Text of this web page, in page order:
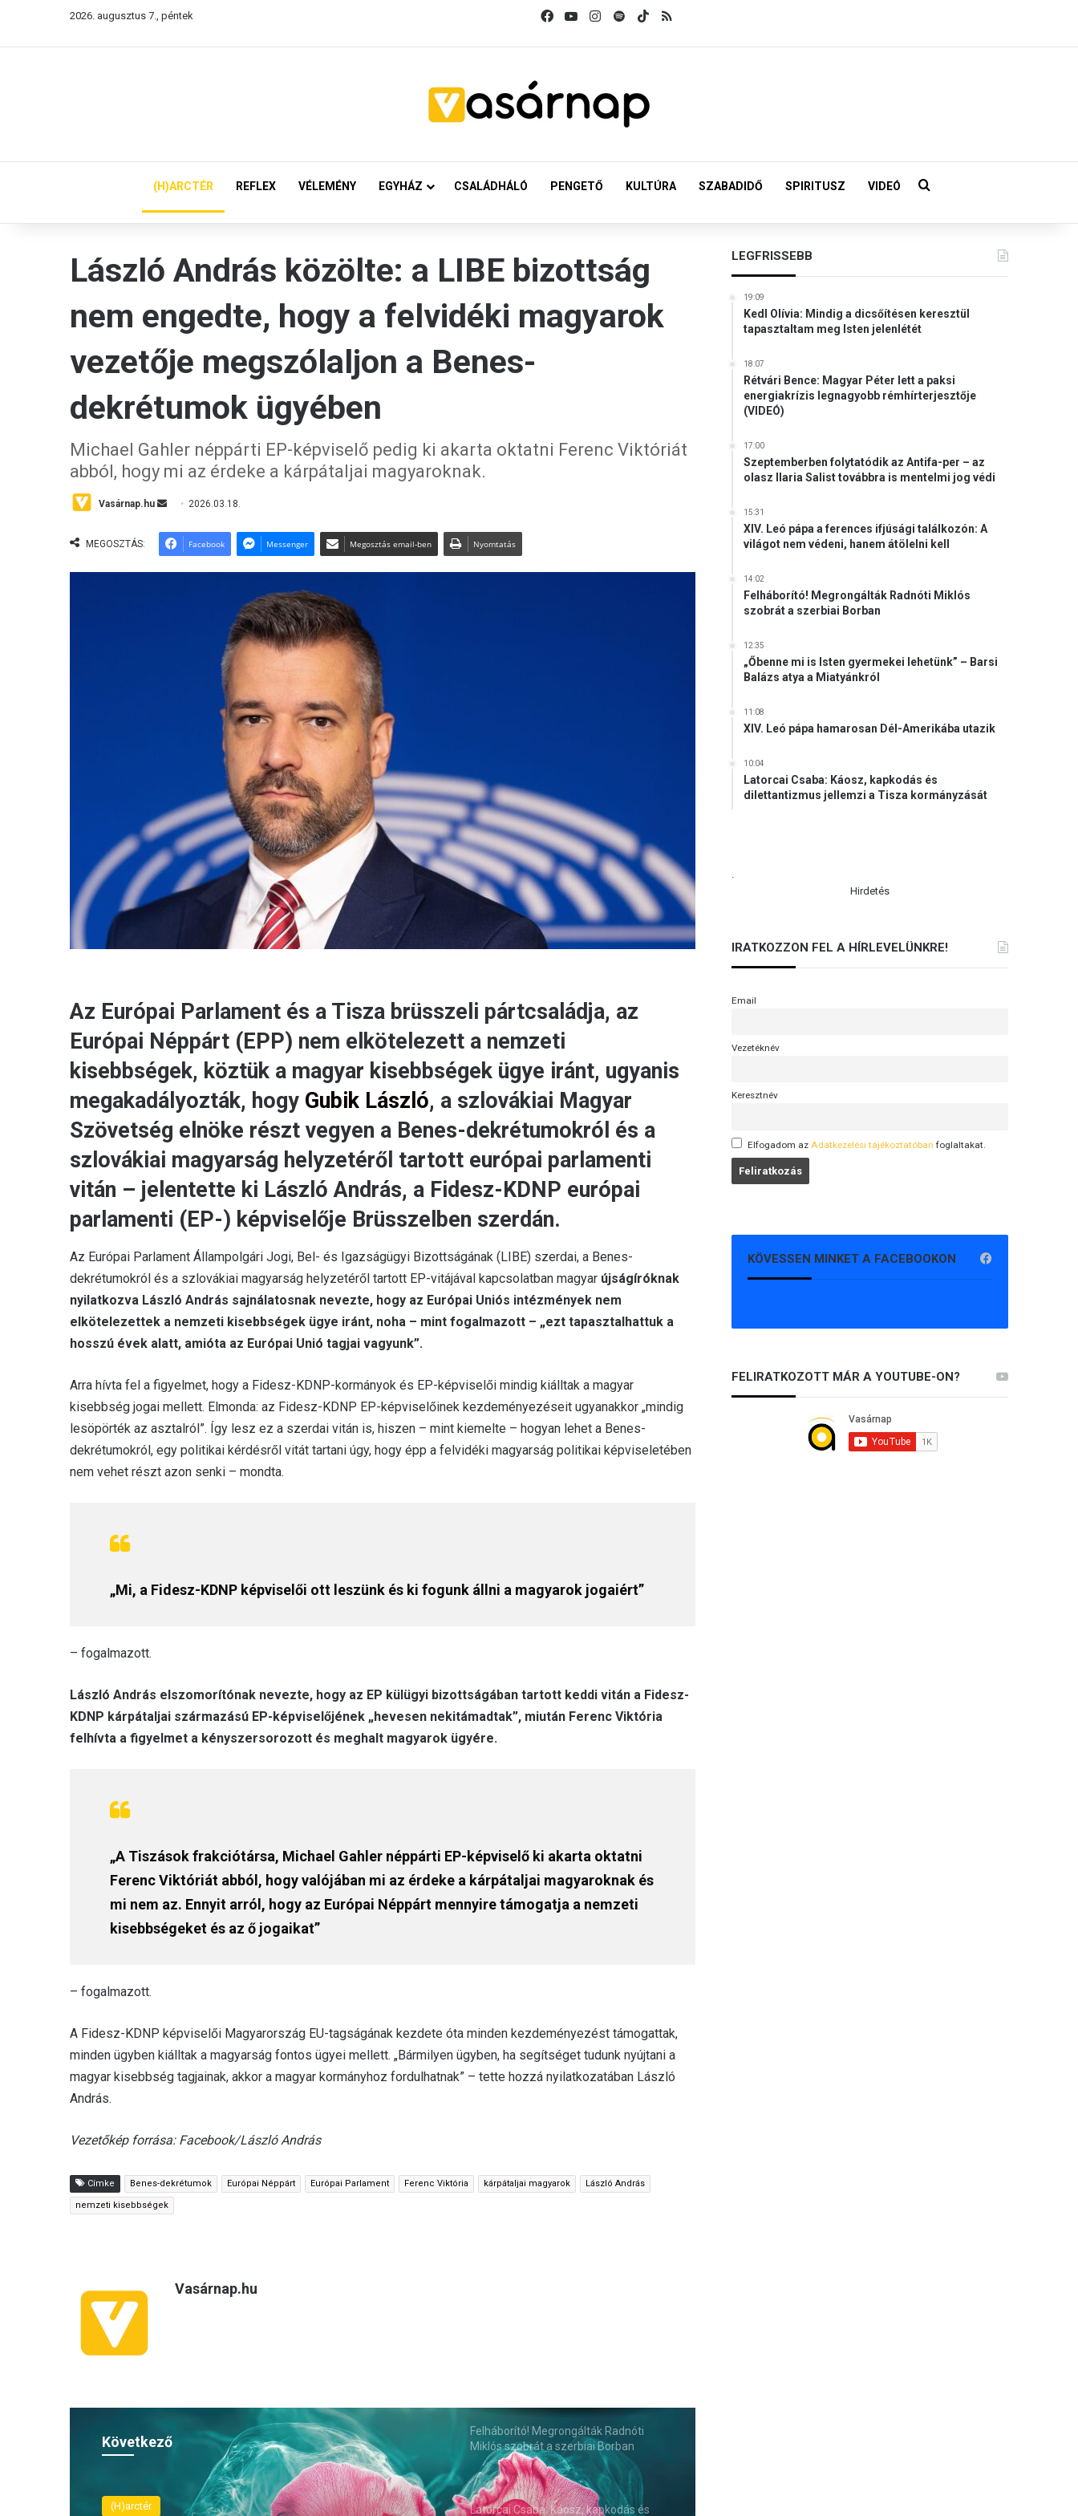
2026. augusztus 7., péntek FacebookYouTubeInstagram
SpotifyTikTok
(H)ARCTÉR REFLEX VÉLEMÉNY EGYHÁZ CSALÁDHÁLÓ PENGETŐ KULTÚRA SZABADIDŐ SPIRITUSZ VIDEÓ Keresés:
László András közölte: a LIBE bizottság
nem engedte, hogy a felvidéki magyarok
vezetője megszólaljon a Benes-
dekrétumok ügyében
Michael Gahler néppárti EP-képviselő pedig ki akarta oktatni Ferenc Viktóriát
abból, hogy mi az érdeke a kárpátaljai magyaroknak.
Vasárnap.hu
n
2026.03.18.
MEGOSZTÁS: Facebook Messenger Megosztás email-ben Nyomtatás
Az Európai Parlament és a Tisza brüsszeli pártcsaládja, az
Európai Néppárt (EPP) nem elkötelezett a nemzeti
kisebbségek, köztük a magyar kisebbségek ügye iránt, ugyanis
megakadályozták, hogy Gubik László, a szlovákiai Magyar
Szövetség elnöke részt vegyen a Benes-dekrétumokról és a
szlovákiai magyarság helyzetéről tartott európai parlamenti
vitán – jelentette ki László András, a Fidesz-KDNP európai
parlamenti (EP-) képviselője Brüsszelben szerdán.
Az Európai Parlament Állampolgári Jogi, Bel- és Igazságügyi Bizottságának (LIBE) szerdai, a Benes-
dekrétumokról és a szlovákiai magyarság helyzetéről tartott EP-vitájával kapcsolatban magyar újságíróknak
nyilatkozva László András sajnálatosnak nevezte, hogy az Európai Uniós intézmények nem
elkötelezettek a nemzeti kisebbségek ügye iránt, noha – mint fogalmazott – „ezt tapasztalhattuk a
hosszú évek alatt, amióta az Európai Unió tagjai vagyunk”.
Arra hívta fel a figyelmet, hogy a Fidesz-KDNP-kormányok és EP-képviselői mindig kiálltak a magyar
kisebbség jogai mellett. Elmonda: az Fidesz-KDNP EP-képviselőinek kezdeményezéseit ugyanakkor „mindig
lesöpörték az asztalról”. Így lesz ez a szerdai vitán is, hiszen – mint kiemelte – hogyan lehet a Benes-
dekrétumokról, egy politikai kérdésről vitát tartani úgy, hogy épp a felvidéki magyarság politikai képviseletében
nem vehet részt azon senki – mondta.
„Mi, a Fidesz-KDNP képviselői ott leszünk és ki fogunk állni a magyarok jogaiért”
– fogalmazott.
László András elszomorítónak nevezte, hogy az EP külügyi bizottságában tartott keddi vitán a Fidesz-
KDNP kárpátaljai származású EP-képviselőjének „hevesen nekitámadtak”, miután Ferenc Viktória
felhívta a figyelmet a kényszersorozott és meghalt magyarok ügyére.
„A Tiszások frakciótársa, Michael Gahler néppárti EP-képviselő ki akarta oktatni
Ferenc Viktóriát abból, hogy valójában mi az érdeke a kárpátaljai magyaroknak és
mi nem az. Ennyit arról, hogy az Európai Néppárt mennyire támogatja a nemzeti
kisebbségeket és az ő jogaikat”
– fogalmazott.
A Fidesz-KDNP képviselői Magyarország EU-tagságának kezdete óta minden kezdeményezést támogattak,
minden ügyben kiálltak a magyarság fontos ügyei mellett. „Bármilyen ügyben, ha segítséget tudunk nyújtani a
magyar kisebbség tagjainak, akkor a magyar kormányhoz fordulhatnak” – tette hozzá nyilatkozatában László
András.
Vezetőkép forrása: Facebook/László András
Címke Benes-dekrétumok Európai Néppárt Európai Parlament Ferenc Viktória kárpátaljai magyarok László András
nemzeti kisebbségek
Vasárnap.hu
Következő
(H)arctér
Felháborító! Megrongálták Radnóti
Miklós szobrát a szerbiai Borban
Latorcai Csaba: Káosz, kapkodás és
LEGFRISSEBB
19:09
Kedl Olívia: Mindig a dicsőítésen keresztül
tapasztaltam meg Isten jelenlétét
18:07
Rétvári Bence: Magyar Péter lett a paksi
energiakrízis legnagyobb rémhírterjesztője
(VIDEÓ)
17:00
Szeptemberben folytatódik az Antifa-per – az
olasz Ilaria Salist továbbra is mentelmi jog védi
15:31
XIV. Leó pápa a ferences ifjúsági találkozón: A
világot nem védeni, hanem átölelni kell
14:02
Felháborító! Megrongálták Radnóti Miklós
szobrát a szerbiai Borban
12:35
„Őbenne mi is Isten gyermekei lehetünk” – Barsi
Balázs atya a Miatyánkról
11:08
XIV. Leó pápa hamarosan Dél-Amerikába utazik
10:04
Latorcai Csaba: Káosz, kapkodás és
dilettantizmus jellemzi a Tisza kormányzását
.
Hirdetés
IRATKOZZON FEL A HÍRLEVELÜNKRE!
Email
Vezetéknév
Keresztnév
Elfogadom az Adatkezelési tájékoztatóban foglaltakat.
KÖVESSEN MINKET A FACEBOOKON
FELIRATKOZOTT MÁR A YOUTUBE-ON?